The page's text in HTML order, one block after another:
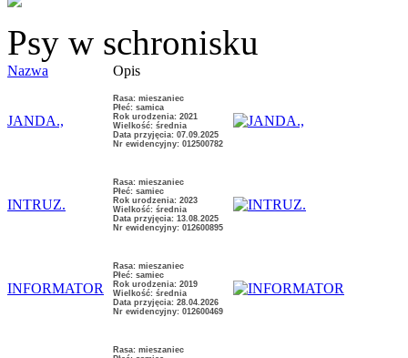
Psy w schronisku
Nazwa Opis
JANDA.,
Rasa: mieszaniec
Płeć: samica
Rok urodzenia: 2021
Wielkość: średnia
Data przyjęcia: 07.09.2025
Nr ewidencyjny: 012500782
INTRUZ.
Rasa: mieszaniec
Płeć: samiec
Rok urodzenia: 2023
Wielkość: średnia
Data przyjęcia: 13.08.2025
Nr ewidencyjny: 012600895
INFORMATOR
Rasa: mieszaniec
Płeć: samiec
Rok urodzenia: 2019
Wielkość: średnia
Data przyjęcia: 28.04.2026
Nr ewidencyjny: 012600469
Rasa: mieszaniec